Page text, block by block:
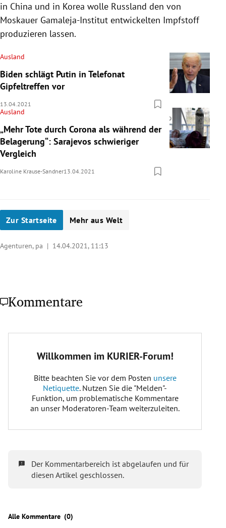
in China und in Korea wolle Russland den von
Moskauer Gamaleja-Institut entwickelten Impfstoff
produzieren lassen.
Ausland
Biden schlägt Putin in Telefonat
Gipfeltreffen vor
13.04.2021
Ausland
„Mehr Tote durch Corona als während der
Belagerung“: Sarajevos schwieriger
Vergleich
Karoline Krause-Sandner13.04.2021
Zur Startseite Mehr aus Welt
Agenturen, pa | 14.04.2021, 11:13
Kommentare